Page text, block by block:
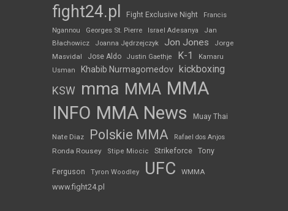
fight24.pl Fight Exclusive Night
Francis
Ngannou
Georges St. Pierre Israel Adesanya
Jan
Błachowicz
Joanna Jędrzejczyk Jon Jones
Jorge
Masvidal
Jose Aldo Justin Gaethje K-1
Kamaru
Usman
Khabib Nurmagomedov kickboxing
KSW mma MMA MMA
INFO MMA News Muay Thai
Nate Diaz Polskie MMA Rafael dos Anjos
Ronda Rousey Stipe Miocic Strikeforce Tony
Ferguson Tyron Woodley UFC WMMA
www.fight24.pl